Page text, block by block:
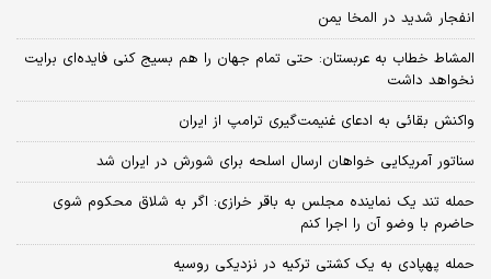
انفجار شدید در المخا یمن
المشاط خطاب به عربستان: حتی تمام جهان را هم بسیج کنی فایده‌ای برایت
نخواهد داشت
واکنش بقائی به ادعای غنیمت‌گیری ترامپ از ایران
سناتور آمریکایی خواهان ارسال اسلحه برای شورش در ایران شد
حمله تند یک نماینده مجلس به باقر خرازی: اگر به شلاق محکوم شوی
حاضرم با وضو آن را اجرا کنم
حمله پهپادی به یک کشتی ترکیه در نزدیکی روسیه